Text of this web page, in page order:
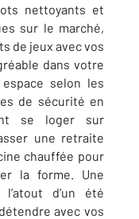
nettoyants et
sur le marché,
de jeux avec vos
dans votre
selon les
de sécurité en
se loger sur
une retraite
chauffée pour
la forme. Une
d’un été
avec vos